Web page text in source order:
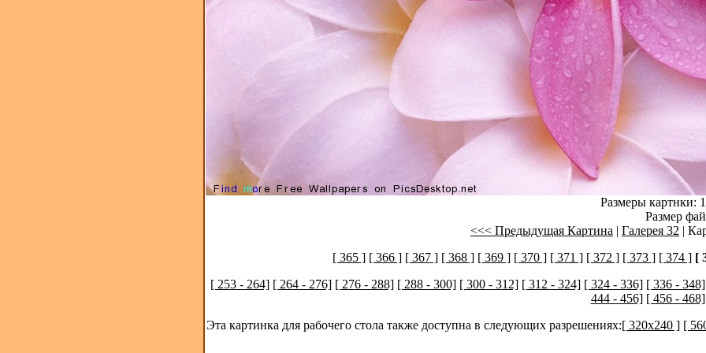
Размеры картнки:
Размер
<<< Предыдущая Картина | Галерея 32 |
[ 365 ] [ 366 ] [ 367 ] [ 368 ] [ 369 ] [ 370 ] [ 371 ] [ 372 ] [ 373 ] [ 374 ] [
[ 253 - 264] [ 264 - 276] [ 276 - 288] [ 288 - 300] [ 300 - 312] [ 312 - 324] [ 324 - 336] [ 336 - 348]
444 - 456] [ 456 - 468]
Эта картинка для рабочего стола также доступна в следующих разрешениях:[ 320x240 ] [